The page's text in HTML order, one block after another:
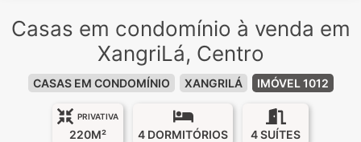
Casas em condomínio à venda em
XangriLá, Centro
CASAS EM CONDOMÍNIO XANGRILÁ IMÓVEL 1012
PRIVATIVA
220M² 4 DORMITÓRIOS 4 SUÍTES